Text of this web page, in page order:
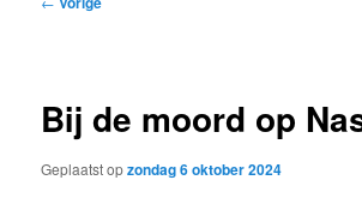
Bij de moord op
Geplaatst opzondag 6 oktober 2024